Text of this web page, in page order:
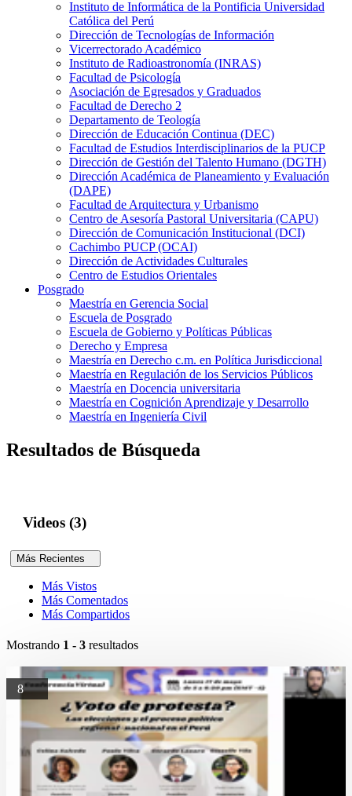
Instituto de Informática de la Pontificia Universidad
Católica del Perú
Dirección de Tecnologías de Información
Vicerrectorado Académico
Instituto de Radioastronomía (INRAS)
Facultad de Psicología
Asociación de Egresados y Graduados
Facultad de Derecho 2
Departamento de Teología
Dirección de Educación Continua (DEC)
Facultad de Estudios Interdisciplinarios de la PUCP
Dirección de Gestión del Talento Humano (DGTH)
Dirección Académica de Planeamiento y Evaluación
(DAPE)
Facultad de Arquitectura y Urbanismo
Centro de Asesoría Pastoral Universitaria (CAPU)
Dirección de Comunicación Institucional (DCI)
Cachimbo PUCP (OCAI)
Dirección de Actividades Culturales
Centro de Estudios Orientales
Posgrado
Maestría en Gerencia Social
Escuela de Posgrado
Escuela de Gobierno y Políticas Públicas
Derecho y Empresa
Maestría en Derecho c.m. en Política Jurisdiccional
Maestría en Regulación de los Servicios Públicos
Maestría en Docencia universitaria
Maestría en Cognición Aprendizaje y Desarrollo
Maestría en Ingeniería Civil
Resultados de Búsqueda
Videos (3)
Más Recientes
Más Vistos
Más Comentados
Más Compartidos
Mostrando 1 - 3 resultados
8